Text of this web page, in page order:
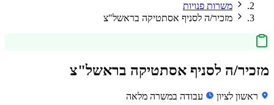
משרות פנויות
מזכיר/ה לסניף אסתטיקה בראשל"צ
מזכיר/ה לסניף אסתטיקה בראשל"צ
ראשון לציון עבודה במשרה מלאה